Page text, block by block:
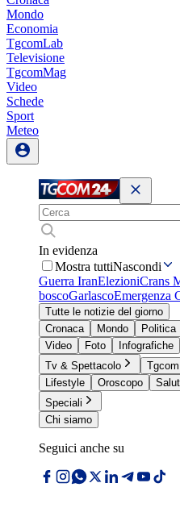
Mondo
Economia
TgcomLab
Televisione
TgcomMag
Video
Schede
Sport
Meteo
In evidenza
Mostra tuttiNascondi
Guerra IranElezioniCrans
boscoGarlascoEmergenza
Tutte le notizie del giorno
Cronaca
Mondo Politica
Video
Foto Infografiche
Tv & Spettacolo
Lifestyle
Oroscopo
Speciali
Chi siamo
Seguici anche su